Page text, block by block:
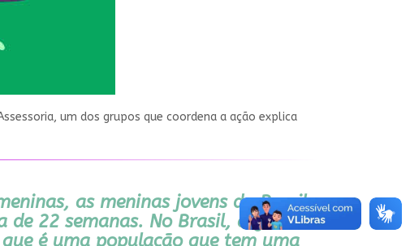
um dos grupos que coordena a ação explica
as meninas jovens do Brasil,
22 semanas. No Brasil, a gente
é uma população que tem uma